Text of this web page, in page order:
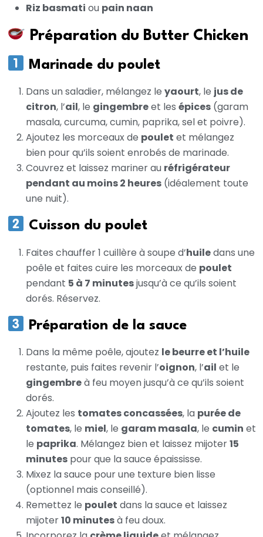
Riz basmati ou pain naan
Préparation du Butter Chicken
Marinade du poulet
Dans un saladier, mélangez le yaourt, le jus de
citron, l’ail, le gingembreet les épices (garam
masala, curcuma, cumin, paprika, sel et poivre).
Ajoutez les morceaux de poulet et mélangez
bien pour qu’ils soient enrobés de marinade.
Couvrez et laissez mariner au réfrigérateur
pendant au moins 2 heures (idéalement toute
une nuit).
Cuisson du poulet
Faites chauffer 1 cuillère à soupe d’huiledans une
poêle et faites cuire les morceaux de poulet
pendant 5 à 7 minutesjusqu’à ce qu’ils soient
dorés. Réservez.
Préparation de la sauce
Dans la même poêle, ajoutez le beurre et l’huile
restante, puis faites revenir l’oignon, l’ail et le
gingembreà feu moyen jusqu’à ce qu’ils soient
dorés.
Ajoutez les tomates concassées, la purée de
tomates, le miel, le garam masala, le cumin et
le paprika. Mélangez bien et laissez mijoter15
minutes pour que la sauce épaississe.
Mixez la sauce pour une texture bien lisse
(optionnel mais conseillé).
Remettez le poulet dans la sauce et laissez
mijoter10 minutesà feu doux.